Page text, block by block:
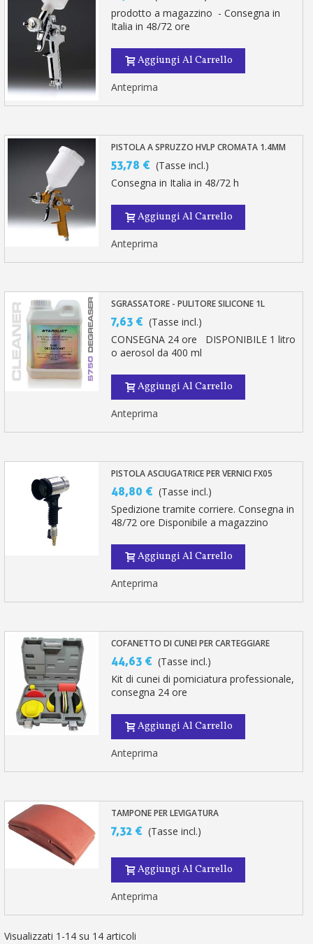
prodotto a magazzino - Consegna in
Italia in 48/72 ore
Aggiungi Al Carrello
Anteprima
PISTOLA A SPRUZZO HVLP CROMATA 1.4MM
53,78 € (Tasse incl.)
Consegna in Italia in 48/72 h
Aggiungi Al Carrello
Anteprima
SGRASSATORE - PULITORE SILICONE 1L
7,63 € (Tasse incl.)
CONSEGNA 24 ore DISPONIBILE 1 litro
o aerosol da 400 ml
Aggiungi Al Carrello
Anteprima
PISTOLA ASCIUGATRICE PER VERNICI FX05
48,80 € (Tasse incl.)
Spedizione tramite corriere. Consegna in
48/72 ore Disponibile a magazzino
Aggiungi Al Carrello
Anteprima
COFANETTO DI CUNEI PER CARTEGGIARE
44,63 € (Tasse incl.)
Kit di cunei di pomiciatura professionale,
consegna 24 ore
Aggiungi Al Carrello
Anteprima
TAMPONE PER LEVIGATURA
7,32 € (Tasse incl.)
Aggiungi Al Carrello
Anteprima
Visualizzati 1-14 su 14 articoli